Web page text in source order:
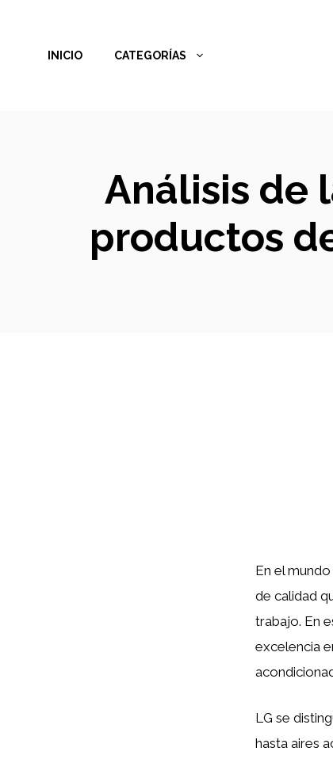
contenidoINICIO CATEGORÍAS
Análisis de
productos
En el
de calidad
trabajo. En
excelencia
LG se
hasta aires